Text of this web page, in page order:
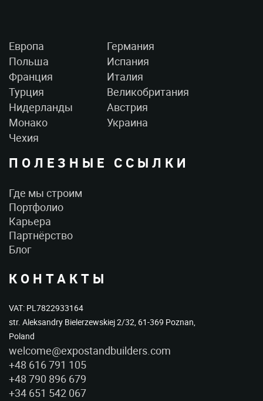
Европа
Германия
Польша
Испания
Франция
Италия
Турция
Великобритания
Нидерланды
Австрия
Монако
Украина
Чехия
ПОЛЕЗНЫЕ ССЫЛКИ
Где мы строим
Портфолио
Карьера
Партнёрство
Блог
КОНТАКТЫ
VAT: PL7822933164
str. Aleksandry Bielerzewskiej 2/32, 61-369 Poznan,
Poland
welcome@expostandbuilders.com
+48 616 791 105
+48 790 896 679
+34 651 542 067